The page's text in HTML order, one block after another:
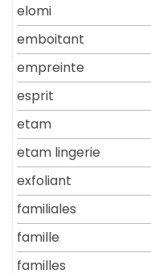
elomi
emboitant
empreinte
esprit
etam
etam lingerie
exfoliant
familiales
famille
familles